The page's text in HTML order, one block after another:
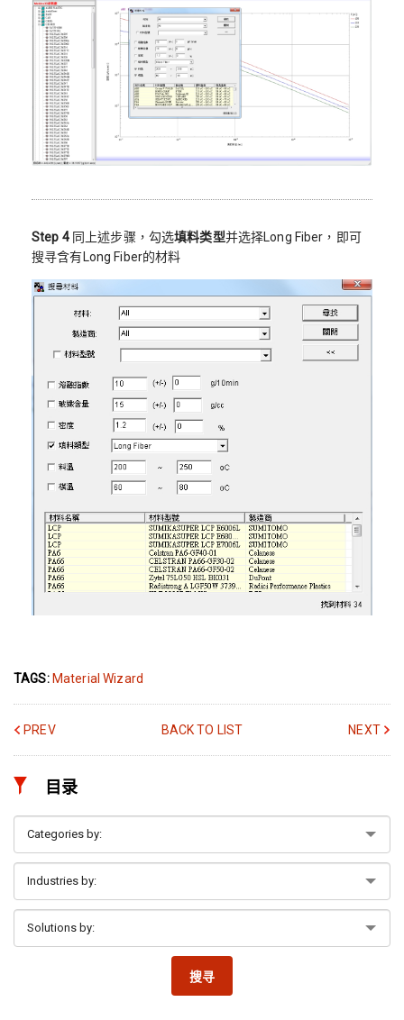
Step 4同上述步骤，勾选填料类型并选择Long Fiber，即可
搜寻含有Long Fiber的材料
TAGS: Material Wizard
PREV BACK TO LIST NEXT
目录
搜寻